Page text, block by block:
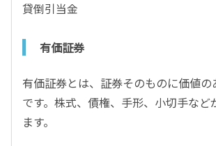
貸倒引当金
有価証券
有価証券とは、証券そのものに価値の
です。株式、債権、手形、小切手など
ます。